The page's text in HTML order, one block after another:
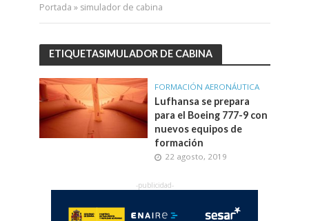
Portada » simulador de cabina
ETIQUETASIMULADOR DE CABINA
FORMACIÓN AERONÁUTICA
Lufhansa se prepara
para el Boeing 777-9 con
nuevos equipos de
formación
22 agosto, 2019